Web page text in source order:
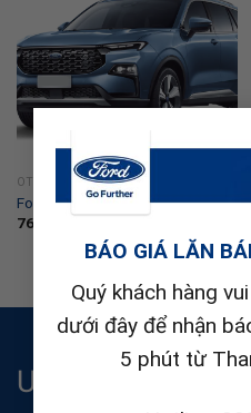
BÁO GIÁ LĂN
Quý khách hàng
dưới đây để nhận
5 phút từ
OTO FORD
Ford Territory Thế Hệ Mới
762.000.000
Ưu đãi & khuyến